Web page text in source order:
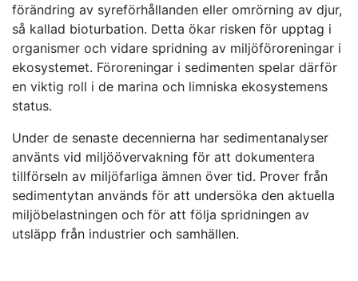
förändring av syreförhållanden eller omrörning av djur,
så kallad bioturbation. Detta ökar risken för upptag i
organismer och vidare spridning av miljöföroreningar i
ekosystemet. Föroreningar i sedimenten spelar därför
en viktig roll i de marina och limniska ekosystemens
status.
Under de senaste decennierna har sedimentanalyser
använts vid miljöövervakning för att dokumentera
tillförseln av miljöfarliga ämnen över tid. Prover från
sedimentytan används för att undersöka den aktuella
miljöbelastningen och för att följa spridningen av
utsläpp från industrier och samhällen.